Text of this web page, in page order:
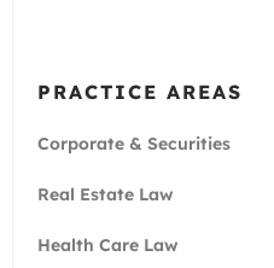
PRACTICE AREAS
Corporate & Securities
Real Estate Law
Health Care Law